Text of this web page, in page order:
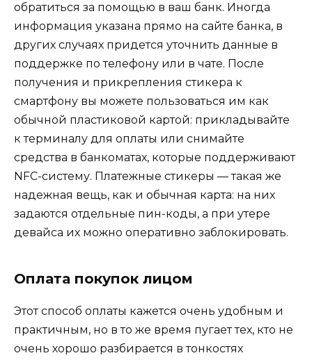
обратиться за помощью в ваш банк. Иногда
информация указана прямо на сайте банка, в
других случаях придется уточнить данные в
поддержке по телефону или в чате. После
получения и прикрепления стикера к
смартфону вы можете пользоваться им как
обычной пластиковой картой: прикладывайте
к терминалу для оплаты или снимайте
средства в банкоматах, которые поддерживают
NFC-систему. Платежные стикеры — такая же
надежная вещь, как и обычная карта: на них
задаются отдельные пин-коды, а при утере
девайса их можно оперативно заблокировать.
Оплата покупок лицом
Этот способ оплаты кажется очень удобным и
практичным, но в то же время пугает тех, кто не
очень хорошо разбирается в тонкостях